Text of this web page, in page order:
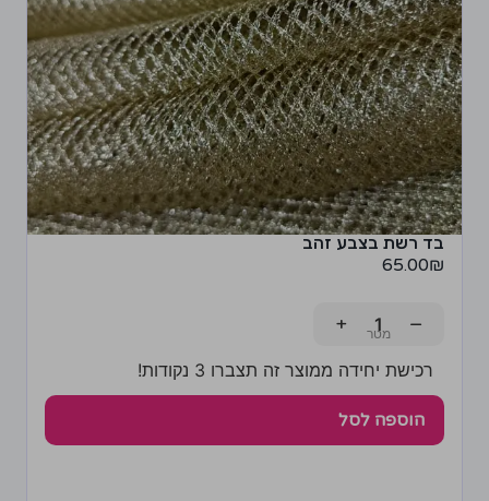
בד רשת בצבע זהב
65.00₪
−
+
רכישת יחידה ממוצר זה תצברו 3 נקודות!
הוספה לסל